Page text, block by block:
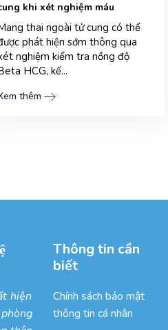
khi xét nghiệm máu
thai ngoài tử cung có thể
phát hiện sớm thông qua
nghiệm kiểm tra nồng độ
HCG, kế...
thêm
hiện
Thông tin cần
biết
Chính sách bảo mật
thông tin cá nhân